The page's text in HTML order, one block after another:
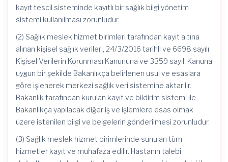
kayıt tescil sisteminde kayıtlı bir sağlık bilgi yönetim
sistemi kullanılması zorunludur.
(2) Sağlık meslek hizmet birimleri tarafından kayıt altına
alınan kişisel sağlık verileri, 24/3/2016 tarihli ve 6698 sayılı
Kişisel Verilerin Korunması Kanununa ve 3359 sayılı Kanuna
uygun bir şekilde Bakanlıkça belirlenen usul ve esaslara
göre işlenerek merkezi sağlık veri sistemine aktarılır.
Bakanlık tarafından kurulan kayıt ve bildirim sistemi ile
Bakanlıkça yapılacak diğer iş ve işlemlere esas olmak
üzere istenilen bilgi ve belgelerin gönderilmesi zorunludur.
(3) Sağlık meslek hizmet birimlerinde sunulan tüm
hizmetler kayıt ve muhafaza edilir. Hastanın talebi